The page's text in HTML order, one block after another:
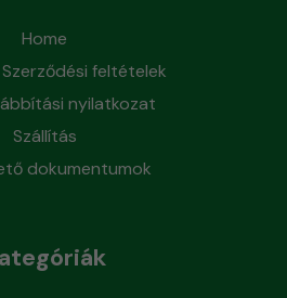
Home
feltételek
nyilatkozat
Szállítás
dokumentumok